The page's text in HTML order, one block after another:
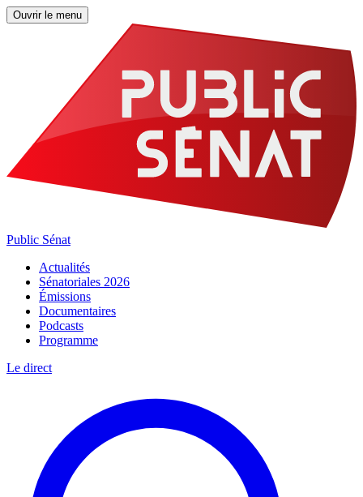
Ouvrir le menu
Public Sénat
Actualités
Sénatoriales 2026
Émissions
Documentaires
Podcasts
Programme
Le direct